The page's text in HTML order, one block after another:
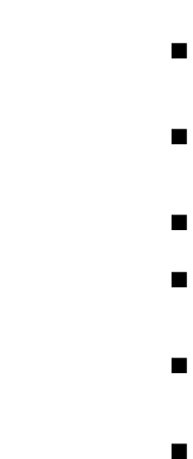
■
■
■
■
■
■